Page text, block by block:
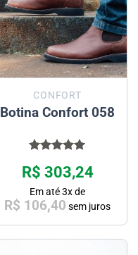
CONFORT
Botina Confort 058
5.00de 5
R$ 303,24
Em até3x de
R$ 106,40 sem juros